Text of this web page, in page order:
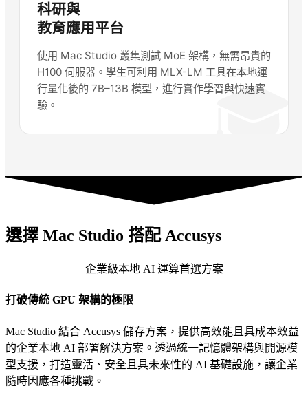
科研與
教育應用平台
使用 Mac Studio 叢集測試 MoE 架構，無需昂貴的
H100 伺服器。學生可利用 MLX-LM 工具在本地運
行量化後的 7B–13B 模型，進行實作學習與快速實
驗。
🎓
選擇 Mac Studio 搭配 Accusys
企業級本地 AI 運算首選方案
打破傳統 GPU 架構的極限
Mac Studio 結合 Accusys 儲存方案，提供高效能且具成本效益
的企業本地 AI 部署解決方案。透過統一記憶體架構與開源模
型支援，打造靈活、安全且具未來性的 AI 基礎設施，讓企業
隨時因應各種挑戰。